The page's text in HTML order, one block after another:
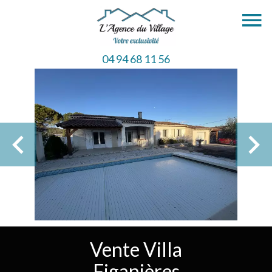
04 94 68 11 56
Vente Villa